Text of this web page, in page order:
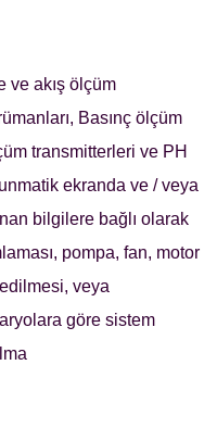
ve akış ölçüm
Basınç ölçüm
transmitterleri ve PH
ekranda ve / veya
bilgilere bağlı olarak
pompa, fan, motor
veya
göre sistem